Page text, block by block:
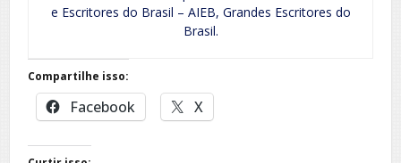
e Escritores do Brasil – AIEB, Grandes Escritores do
Brasil.
Compartilhe isso:
Facebook X